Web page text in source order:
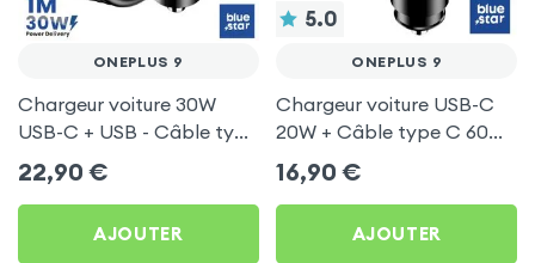
ONEPLUS 9
Chargeur voiture 30W
USB-C + USB - Câble type
C 60W Blue Star pour
OnePlus 9
22,90 €
AJOUTER
5.0
ONEPLUS 9
Chargeur voiture USB-C
20W + Câble type C 60W
Blue Star pour OnePlus 9
16,90 €
AJOUTER